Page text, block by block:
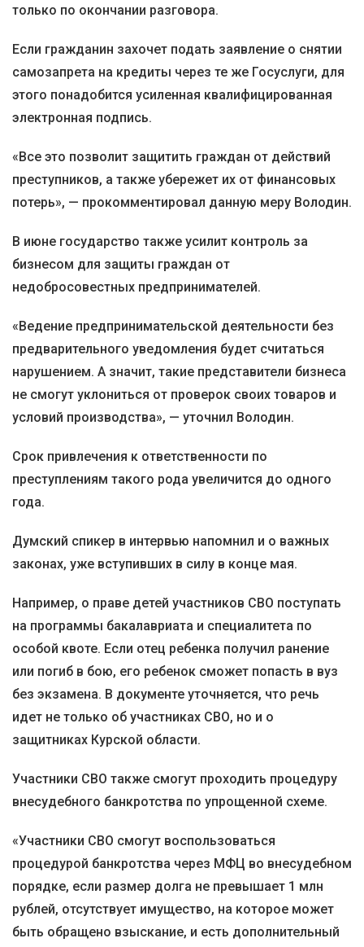
только по окончании разговора.
Если гражданин захочет подать заявление о снятии
самозапрета на кредиты через те же Госуслуги, для
этого понадобится усиленная квалифицированная
электронная подпись.
«Все это позволит защитить граждан от действий
преступников, а также убережет их от финансовых
потерь», — прокомментировал данную меру Володин.
В июне государство также усилит контроль за
бизнесом для защиты граждан от
недобросовестных предпринимателей.
«Ведение предпринимательской деятельности без
предварительного уведомления будет считаться
нарушением. А значит, такие представители бизнеса
не смогут уклониться от проверок своих товаров и
условий производства», — уточнил Володин.
Срок привлечения к ответственности по
преступлениям такого рода увеличится до одного
года.
Думский спикер в интервью напомнил и о важных
законах, уже вступивших в силу в конце мая.
Например, о праве детей участников СВО поступать
на программы бакалавриата и специалитета по
особой квоте. Если отец ребенка получил ранение
или погиб в бою, его ребенок сможет попасть в вуз
без экзамена. В документе уточняется, что речь
идет не только об участниках СВО, но и о
защитниках Курской области.
Участники СВО также смогут проходить процедуру
внесудебного банкротства по упрощенной схеме.
«Участники СВО смогут воспользоваться
процедурой банкротства через МФЦ во внесудебном
порядке, если размер долга не превышает 1 млн
рублей, отсутствует имущество, на которое может
быть обращено взыскание, и есть дополнительный